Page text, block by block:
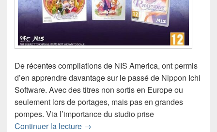
De récentes compilations de NIS America, ont permis
d’en apprendre davantage sur le passé de Nippon Ichi
Software. Avec des titres non sortis en Europe ou
seulement lors de portages, mais pas en grandes
pompes. Via l’importance du studio prise
Continuer la lecture Chronique jeu vidéo Rhapsody –
→